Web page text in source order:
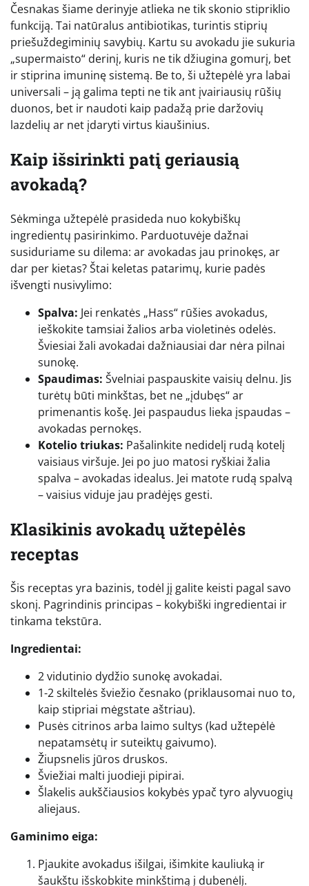
Česnakas šiame derinyje atlieka ne tik skonio stipriklio
funkciją. Tai natūralus antibiotikas, turintis stiprių
priešuždegiminių savybių. Kartu su avokadu jie sukuria
„supermaisto“ derinį, kuris ne tik džiugina gomurį, bet
ir stiprina imuninę sistemą. Be to, ši užtepėlė yra labai
universali – ją galima tepti ne tik ant įvairiausių rūšių
duonos, bet ir naudoti kaip padažą prie daržovių
lazdelių ar net įdaryti virtus kiaušinius.
Kaip išsirinkti patį geriausią
avokadą?
Sėkminga užtepėlė prasideda nuo kokybiškų
ingredientų pasirinkimo. Parduotuvėje dažnai
susiduriame su dilema: ar avokadas jau prinokęs, ar
dar per kietas? Štai keletas patarimų, kurie padės
išvengti nusivylimo:
Spalva: Jei renkatės „Hass“ rūšies avokadus,
ieškokite tamsiai žalios arba violetinės odelės.
Šviesiai žali avokadai dažniausiai dar nėra pilnai
sunokę.
Spaudimas: Švelniai paspauskite vaisių delnu. Jis
turėtų būti minkštas, bet ne „įdubęs“ ar
primenantis košę. Jei paspaudus lieka įspaudas –
avokadas pernokęs.
Kotelio triukas: Pašalinkite nedidelį rudą kotelį
vaisiaus viršuje. Jei po juo matosi ryškiai žalia
spalva – avokadas idealus. Jei matote rudą spalvą
– vaisius viduje jau pradėjęs gesti.
Klasikinis avokadų užtepėlės
receptas
Šis receptas yra bazinis, todėl jį galite keisti pagal savo
skonį. Pagrindinis principas – kokybiški ingredientai ir
tinkama tekstūra.
Ingredientai:
2 vidutinio dydžio sunokę avokadai.
1-2 skiltelės šviežio česnako (priklausomai nuo to,
kaip stipriai mėgstate aštriau).
Pusės citrinos arba laimo sultys (kad užtepėlė
nepatamsėtų ir suteiktų gaivumo).
Žiupsnelis jūros druskos.
Šviežiai malti juodieji pipirai.
Šlakelis aukščiausios kokybės ypač tyro alyvuogių
aliejaus.
Gaminimo eiga:
Pjaukite avokadus išilgai, išimkite kauliuką ir
šaukštu išskobkite minkštimą į dubenėlį.